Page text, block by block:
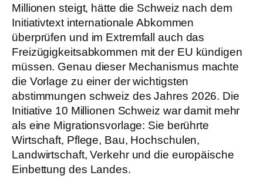
Millionen steigt, hätte die Schweiz nach dem
Initiativtext internationale Abkommen
überprüfen und im Extremfall auch das
Freizügigkeitsabkommen mit der EU kündigen
müssen. Genau dieser Mechanismus machte
die Vorlage zu einer der wichtigsten
abstimmungen schweiz des Jahres 2026. Die
Initiative 10 Millionen Schweiz war damit mehr
als eine Migrationsvorlage: Sie berührte
Wirtschaft, Pflege, Bau, Hochschulen,
Landwirtschaft, Verkehr und die europäische
Einbettung des Landes.